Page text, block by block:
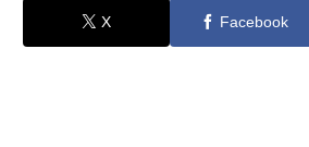
X Facebook